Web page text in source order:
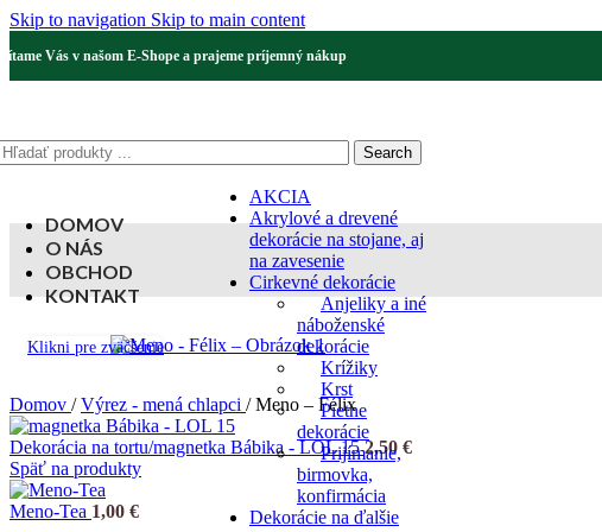
Skip to navigation Skip to main content
Vás v našom E-Shope a prajeme príjemný nákup
AKCIA
Akrylové a drevené
dekorácie na stojane, aj
na zavesenie
Cirkevné dekorácie
Anjeliky a iné
náboženské
dekorácie
Krížiky
Krst
Pietne
dekorácie
Prijímanie,
birmovka,
konfirmácia
Dekorácie na ďalšie
Search
DOMOV
O NÁS
OBCHOD
KONTAKT
Klikni pre zväčšenie
Domov / Výrez - mená chlapci / Meno – Félix
Dekorácia na tortu/magnetka Bábika - LOL 152,50 €
Späť na produkty
Meno-Tea 1,00 €